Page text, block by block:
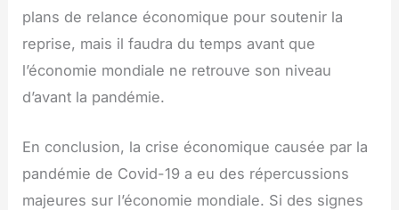
plans de relance économique pour soutenir la
reprise, mais il faudra du temps avant que
l’économie mondiale ne retrouve son niveau
d’avant la pandémie.
En conclusion, la crise économique causée par la
pandémie de Covid-19 a eu des répercussions
majeures sur l’économie mondiale. Si des signes